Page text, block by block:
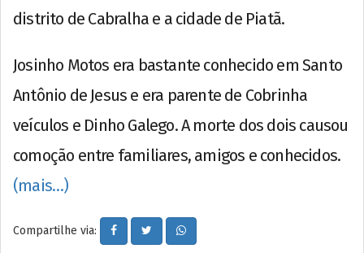
distrito de Cabralha e a cidade de Piatã.
Josinho Motos era bastante conhecido em Santo
Antônio de Jesus e era parente de Cobrinha
veículos e Dinho Galego. A morte dos dois causou
comoção entre familiares, amigos e conhecidos.
(mais…)
Compartilhe via: